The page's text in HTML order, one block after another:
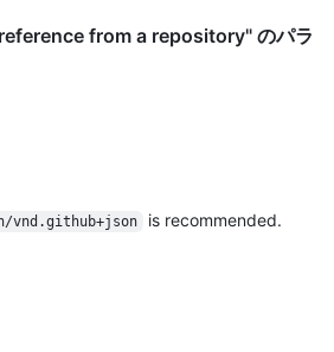
from a repository" のパラ
vnd.github+json is recommended.